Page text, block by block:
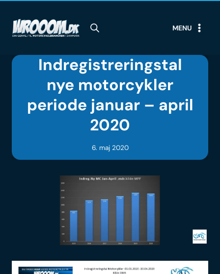
content
MENU
Indregistreringstal
nye motorcykler
periode januar – april
2020
6. maj 2020